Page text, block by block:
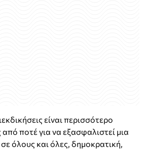
είναι περισσότερο
ποτέ για να εξασφαλιστεί μια
όλους και όλες, δημοκρατική,